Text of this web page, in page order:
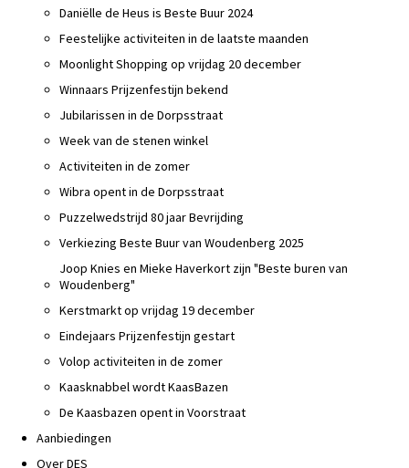
Daniëlle de Heus is Beste Buur 2024
Feestelijke activiteiten in de laatste maanden
Moonlight Shopping op vrijdag 20 december
Winnaars Prijzenfestijn bekend
Jubilarissen in de Dorpsstraat
Week van de stenen winkel
Activiteiten in de zomer
Wibra opent in de Dorpsstraat
Puzzelwedstrijd 80 jaar Bevrijding
Verkiezing Beste Buur van Woudenberg 2025
Joop Knies en Mieke Haverkort zijn "Beste buren van
Woudenberg"
Kerstmarkt op vrijdag 19 december
Eindejaars Prijzenfestijn gestart
Volop activiteiten in de zomer
Kaasknabbel wordt KaasBazen
De Kaasbazen opent in Voorstraat
Aanbiedingen
Over DES